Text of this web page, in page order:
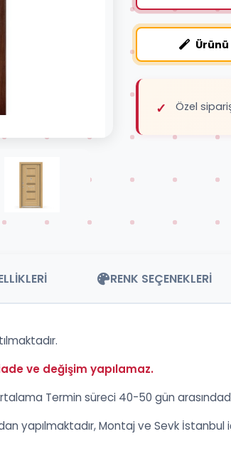
Özel
RENK SEÇENEKLERİ
ve değişim yapılamaz.
Termin süreci 40-50 gün
yapılmaktadır, Montaj ve Sevk